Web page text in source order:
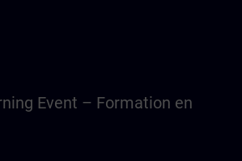
Event – Formation en